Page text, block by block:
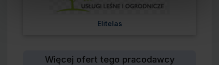
Elitelas
Więcej ofert tego pracodawcy